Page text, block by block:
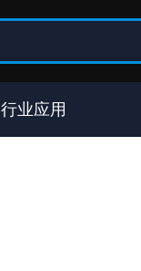
行业应用